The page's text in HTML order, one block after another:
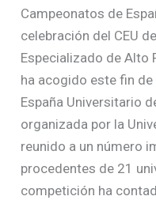
Campeonatos de
celebración del CEU
Especializado de Alto
ha acogido este fin
España Universitario
organizada por la
reunido a un número
procedentes de 21
competición ha